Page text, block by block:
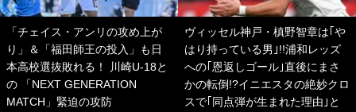
「チェイス・アンリの攻め上が
り」＆「福田師王の投入」も日
本高校選抜敗れる！ 川崎U-18と
の 「NEXT GENERATION
MATCH」緊迫の攻防
ヴィッセル神戸・槙野智章は｢や
はり持っている男｣!!浦和レッズ
への｢恩返しゴール｣直後にまさ
かの転倒!?イニエスタの絶妙クロ
スで｢同点弾が生まれた理由｣と